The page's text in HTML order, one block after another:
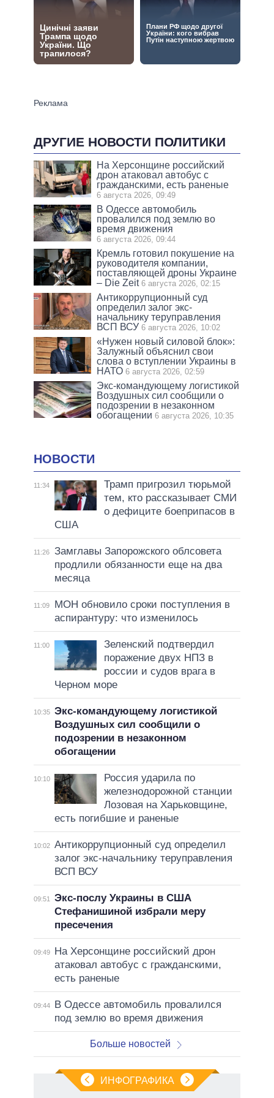
ДРУГИЕ НОВОСТИ ПОЛИТИКИ
На Херсонщине российский
дрон атаковал автобус с
гражданскими, есть раненые
6 августа 2026, 09:49
В Одессе автомобиль
провалился под землю во
время движения
6 августа 2026, 09:44
Кремль готовил покушение на
руководителя компании,
поставляющей дроны Украине
– Die Zeit 6 августа 2026, 02:15
Антикоррупционный суд
определил залог экс-
начальнику теруправления
ВСП ВСУ 6 августа 2026, 10:02
«Нужен новый силовой блок»:
Залужный объяснил свои
слова о вступлении Украины в
НАТО 6 августа 2026, 02:59
Экс-командующему логистикой
Воздушных сил сообщили о
подозрении в незаконном
обогащении 6 августа 2026, 10:35
НОВОСТИ
11:34
Трамп пригрозил тюрьмой
тем, кто рассказывает СМИ
о дефиците боеприпасов в
США
11:26
Замглавы Запорожского облсовета
продлили обязанности еще на два
месяца
11:09
МОН обновило сроки поступления в
аспирантуру: что изменилось
11:00
Зеленский подтвердил
поражение двух НПЗ в
россии и судов врага в
Черном море
10:35 Экс-командующему логистикой
Воздушных сил сообщили о
подозрении в незаконном
обогащении
10:10
Россия ударила по
железнодорожной станции
Лозовая на Харьковщине,
есть погибшие и раненые
10:02 Антикоррупционный суд определил
залог экс-начальнику теруправления
ВСП ВСУ
09:51
Экс-послу Украины в США
Стефанишиной избрали меру
пресечения
09:49
На Херсонщине российский дрон
атаковал автобус с гражданскими,
есть раненые
09:44
В Одессе автомобиль провалился
под землю во время движения
Больше новостей
ИНФОГРАФИКА